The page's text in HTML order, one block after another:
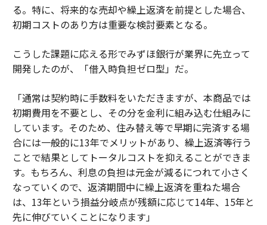
る。特に、将来的な売却や繰上返済を前提とした場合、
初期コストのあり方は重要な検討要素となる。
こうした課題に応える形でみずほ銀行が業界に先立って
開発したのが、「借入時負担ゼロ型」だ。
「通常は契約時に手数料をいただきますが、本商品では
初期費用を不要とし、その分を金利に組み込む仕組みに
しています。そのため、住み替え等で早期に完済する場
合には一般的に13年でメリットがあり、繰上返済等行う
ことで結果としてトータルコストを抑えることができま
す。もちろん、利息の負担は元金が減るにつれて小さく
なっていくので、返済期間中に繰上返済を重ねた場合
は、13年という損益分岐点が残額に応じて14年、15年と
先に伸びていくことになります」